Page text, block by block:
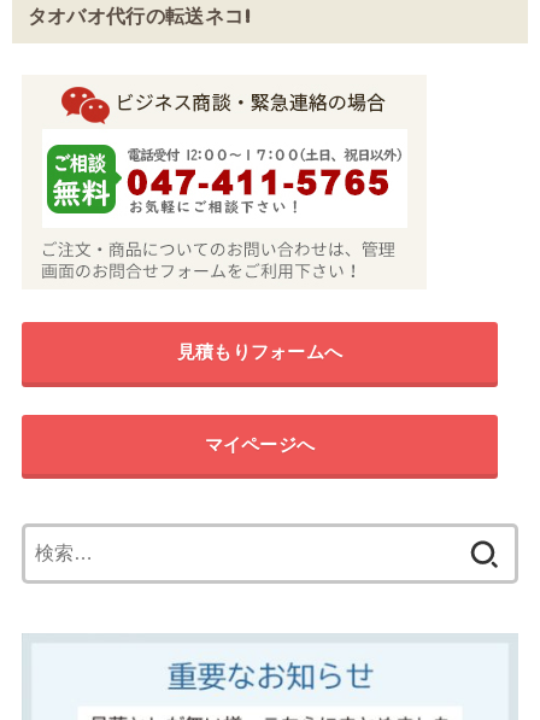
タオバオ代行の転送ネコ!
見積もりフォームへ
マイページへ
索: